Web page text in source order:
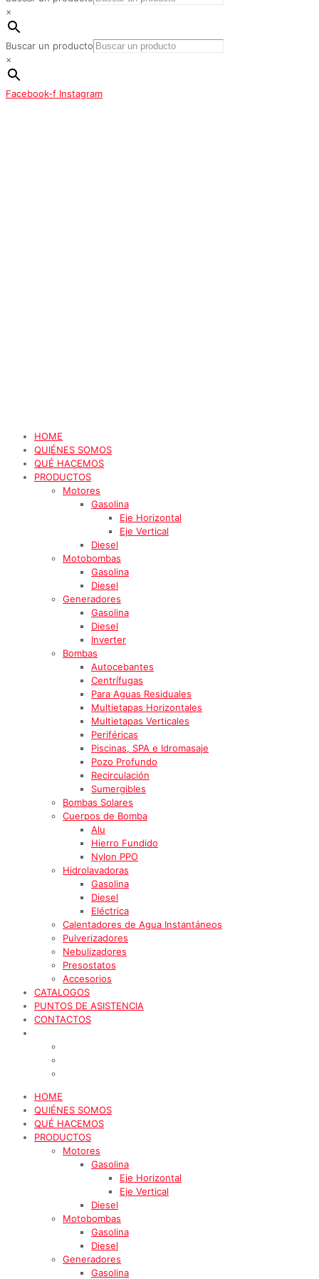
×
Buscar un producto
×
Facebook-f Instagram
HOME
QUIÉNES SOMOS
QUÉ HACEMOS
PRODUCTOS
Motores
Gasolina
Eje Horizontal
Eje Vertical
Diesel
Motobombas
Gasolina
Diesel
Generadores
Gasolina
Diesel
Inverter
Bombas
Autocebantes
Centrífugas
Para Aguas Residuales
Multietapas Horizontales
Multietapas Verticales
Periféricas
Piscinas, SPA e Idromasaje
Pozo Profundo
Recirculación
Sumergibles
Bombas Solares
Cuerpos de Bomba
Alu
Hierro Fundido
Nylon PPO
Hidrolavadoras
Gasolina
Diesel
Eléctrica
Calentadores de Agua Instantáneos
Pulverizadores
Nebulizadores
Presostatos
Accesorios
CATALOGOS
PUNTOS DE ASISTENCIA
CONTACTOS
HOME
QUIÉNES SOMOS
QUÉ HACEMOS
PRODUCTOS
Motores
Gasolina
Eje Horizontal
Eje Vertical
Diesel
Motobombas
Gasolina
Diesel
Generadores
Gasolina